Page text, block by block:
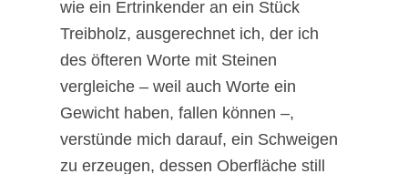
wie ein Ertrinkender an ein Stück
Treibholz, ausgerechnet ich, der ich
des öfteren Worte mit Steinen
vergleiche – weil auch Worte ein
Gewicht haben, fallen können –,
verstünde mich darauf, ein Schweigen
zu erzeugen, dessen Oberfläche still